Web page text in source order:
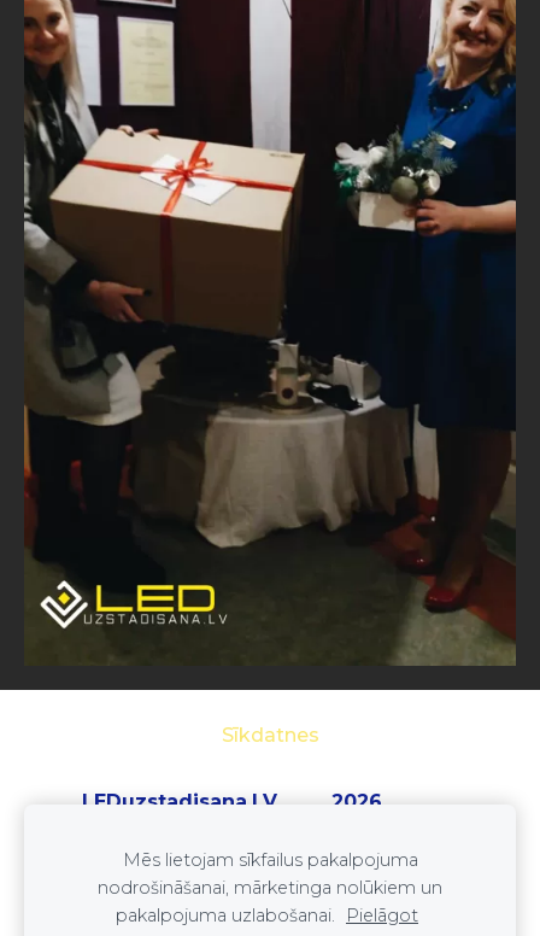
Sīkdatnes
LEDuzstadisana.LV 2026
reģ. nr. 41203073845
Tel: +37125333352
Mēs lietojam sīkfailus pakalpojuma
nodrošināšanai, mārketinga nolūkiem un
pakalpojuma uzlabošanai.
Pielāgot